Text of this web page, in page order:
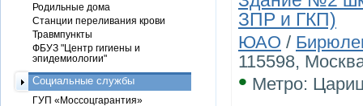
ЗПР и ГКП)
ЮАО /
115598,
• Метро:
Родильные дома
Станции переливания крови
Травмпункты
ФБУЗ "Центр гигиены и
эпидемиологии"
Социальные службы
ГУП «Моссоцгарантия»